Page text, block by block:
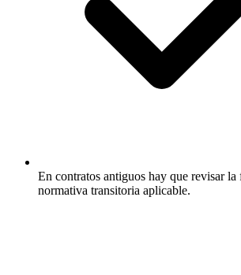
En contratos antiguos hay que revisar
normativa transitoria aplicable.